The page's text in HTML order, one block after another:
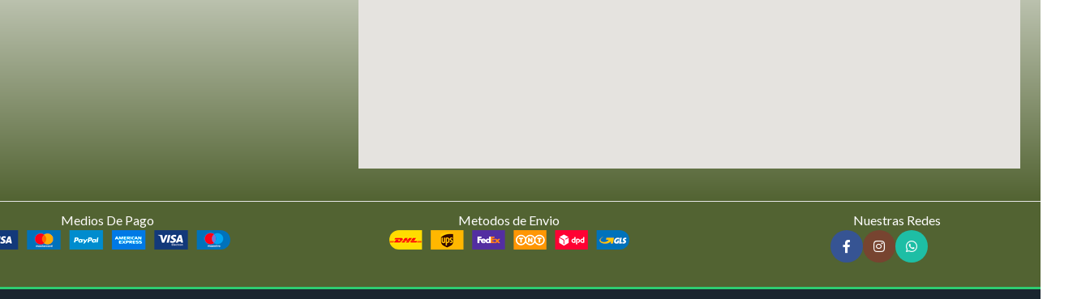
Medios De Pago Metodos de Envio Nuestras Redes